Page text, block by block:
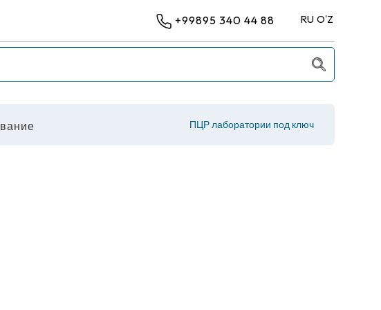
+99895 340 44 88 RU OʻZ
ПЦР лаборатории под ключ